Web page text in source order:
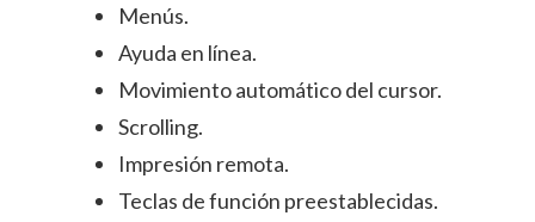
Menús.
Ayuda en línea.
Movimiento automático del cursor.
Scrolling.
Impresión remota.
Teclas de función preestablecidas.